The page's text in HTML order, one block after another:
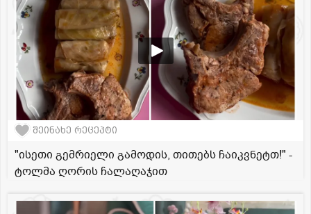
შეინახე რეცეპტი
"ისეთი გემრიელი გამოდის, თითებს ჩაიკვნეტთ!" -
ტოლმა ღორის ჩალაღაჯით